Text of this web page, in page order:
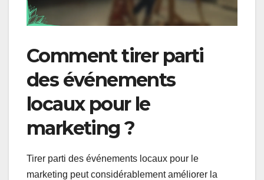
Comment tirer parti
des événements
locaux pour le
marketing ?
Tirer parti des événements locaux pour le
marketing peut considérablement améliorer la